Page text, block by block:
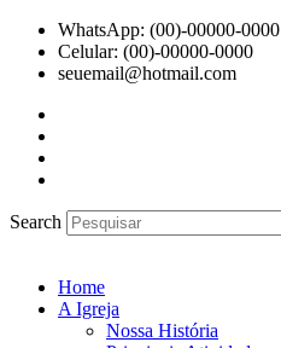
para
WhatsApp: (00)-00000-0000
Celular: (00)-00000-0000
seuemail@hotmail.com
Search
Home
A Igreja
Nossa História